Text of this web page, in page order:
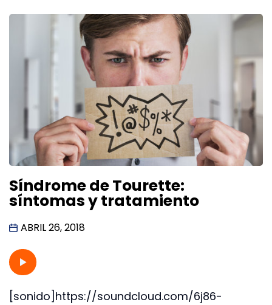
Síndrome de Tourette:
síntomas y tratamiento
ABRIL 26, 2018
[sonido]https://soundcloud.com/6j86-